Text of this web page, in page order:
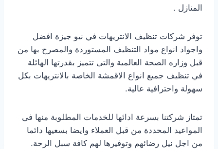
المنازل .
توفر شركات تنظيف الانتريهات في نيو جيزة افضل
واجواد انواع مواد التنظيف المستوردة والمصرح بها من
قبل وزاره الصحة العالمية والتى تتميز بقدرتها الهائلة
في تنظيف جميع انواع الاقمشة الخاصة بالانتريهات بكل
سهولة واحترافية عالية.
تمتاز شركتنا بسرعة ادائها للخدمات المطلوبة منها فى
المواعيد المحددة من قبل العملاء وايضا بسعيها دائما
من اجل نيل رضائهم وتوفيرها لهم كافة سبل الرحة.